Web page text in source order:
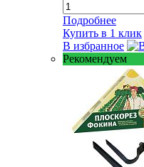
Подробнее
Купить в 1 клик
В избранное
Рекомендуем